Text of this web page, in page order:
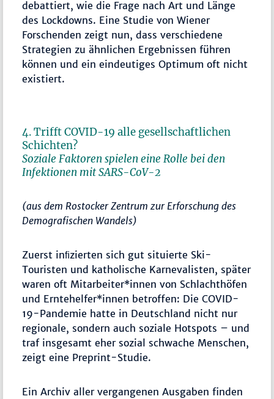
debattiert, wie die Frage nach Art und Länge
des Lockdowns. Eine Studie von Wiener
Forschenden zeigt nun, dass verschiedene
Strategien zu ähnlichen Ergebnissen führen
können und ein eindeutiges Optimum oft nicht
existiert.
4. Trifft COVID-19 alle gesellschaftlichen
Schichten?
Soziale Faktoren spielen eine Rolle bei den
Infektionen mit SARS-CoV-2
(aus dem Rostocker Zentrum zur Erforschung des
Demografischen Wandels)
Zuerst inﬁzierten sich gut situierte Ski-
Touristen und katholische Karnevalisten, später
waren oft Mitarbeiter*innen von Schlachthöfen
und Erntehelfer*innen betroffen: Die COVID-
19-Pandemie hatte in Deutschland nicht nur
regionale, sondern auch soziale Hotspots – und
traf insgesamt eher sozial schwache Menschen,
zeigt eine Preprint-Studie.
Ein Archiv aller vergangenen Ausgaben finden